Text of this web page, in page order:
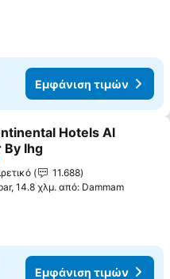
Εμφάνιση τιμών
στα αγαπημένα
Hotels Al
By Ihg
11.688
14.8 χλμ. από: Dammam
Εμφάνιση τιμών